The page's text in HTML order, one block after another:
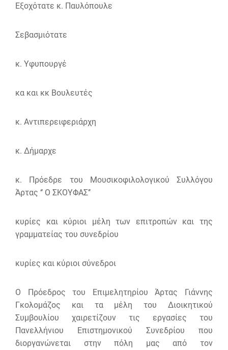
Εξοχότατε κ. Παυλόπουλε
Σεβασμιότατε
κ. Υφυπουργέ
κα και κκ Βουλευτές
κ. Αντιπερειφεριάρχη
κ. Δήμαρχε
κ. Πρόεδρε του Μουσικοφιλολογικού Συλλόγου
Άρτας ‘’ Ο ΣΚΟΥΦΑΣ’’
κυρίες και κύριοι μέλη των επιτροπών και της
γραμματείας του συνεδρίου
κυρίες και κύριοι σύνεδροι
Ο Πρόεδρος του Επιμελητηρίου Άρτας Γιάννης
Γκολομάζος και τα μέλη του Διοικητικού
Συμβουλίου χαιρετίζουν τις εργασίες του
Πανελλήνιου Επιστημονικού Συνεδρίου που
διοργανώνεται στην πόλη μας από τον